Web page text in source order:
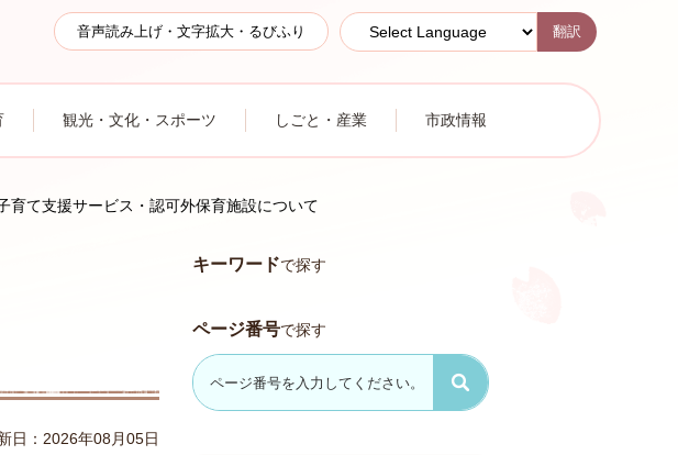
音声読み上げ・文字拡大・るびふり 翻訳
観光・文化・スポーツ しごと・産業 市政情報
育て支援サービス・認可外保育施設について
日：2026年08月05日
キーワードで探す
ページ番号で探す